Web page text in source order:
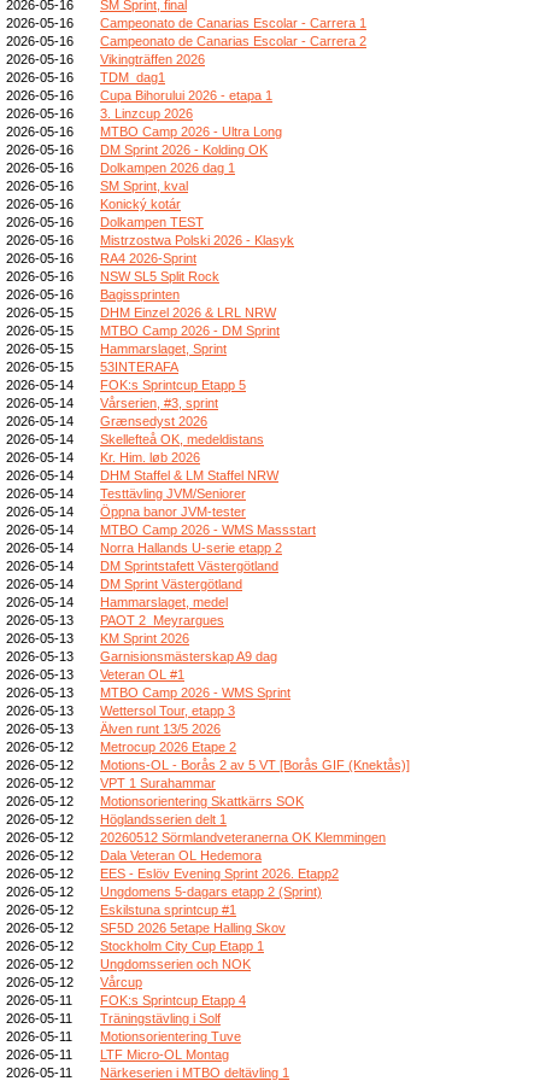
2026-05-16
SM Sprint, final
2026-05-16
Campeonato de Canarias Escolar - Carrera 1
2026-05-16
Campeonato de Canarias Escolar - Carrera 2
2026-05-16
Vikingträffen 2026
2026-05-16
TDM_dag1
2026-05-16
Cupa Bihorului 2026 - etapa 1
2026-05-16
3. Linzcup 2026
2026-05-16
MTBO Camp 2026 - Ultra Long
2026-05-16
DM Sprint 2026 - Kolding OK
2026-05-16
Dolkampen 2026 dag 1
2026-05-16
SM Sprint, kval
2026-05-16
Konický kotár
2026-05-16
Dolkampen TEST
2026-05-16
Mistrzostwa Polski 2026 - Klasyk
2026-05-16
RA4 2026-Sprint
2026-05-16
NSW SL5 Split Rock
2026-05-16
Bagissprinten
2026-05-15
DHM Einzel 2026 & LRL NRW
2026-05-15
MTBO Camp 2026 - DM Sprint
2026-05-15
Hammarslaget, Sprint
2026-05-15
53INTERAFA
2026-05-14
FOK:s Sprintcup Etapp 5
2026-05-14
Vårserien, #3, sprint
2026-05-14
Grænsedyst 2026
2026-05-14
Skellefteå OK, medeldistans
2026-05-14
Kr. Him. løb 2026
2026-05-14
DHM Staffel & LM Staffel NRW
2026-05-14
Testtävling JVM/Seniorer
2026-05-14
Öppna banor JVM-tester
2026-05-14
MTBO Camp 2026 - WMS Massstart
2026-05-14
Norra Hallands U-serie etapp 2
2026-05-14
DM Sprintstafett Västergötland
2026-05-14
DM Sprint Västergötland
2026-05-14
Hammarslaget, medel
2026-05-13
PAOT 2_Meyrargues
2026-05-13
KM Sprint 2026
2026-05-13
Garnisionsmästerskap A9 dag
2026-05-13
Veteran OL #1
2026-05-13
MTBO Camp 2026 - WMS Sprint
2026-05-13
Wettersol Tour, etapp 3
2026-05-13
Älven runt 13/5 2026
2026-05-12
Metrocup 2026 Etape 2
2026-05-12
Motions-OL - Borås 2 av 5 VT [Borås GIF (Knektås)]
2026-05-12
VPT 1 Surahammar
2026-05-12
Motionsorientering Skattkärrs SOK
2026-05-12
Höglandsserien delt 1
2026-05-12
20260512 Sörmlandveteranerna OK Klemmingen
2026-05-12
Dala Veteran OL Hedemora
2026-05-12
EES - Eslöv Evening Sprint 2026. Etapp2
2026-05-12
Ungdomens 5-dagars etapp 2 (Sprint)
2026-05-12
Eskilstuna sprintcup #1
2026-05-12
SF5D 2026 5etape Halling Skov
2026-05-12
Stockholm City Cup Etapp 1
2026-05-12
Ungdomsserien och NOK
2026-05-12
Vårcup
2026-05-11
FOK:s Sprintcup Etapp 4
2026-05-11
Träningstävling i Solf
2026-05-11
Motionsorientering Tuve
2026-05-11
LTF Micro-OL Montag
2026-05-11
Närkeserien i MTBO deltävling 1